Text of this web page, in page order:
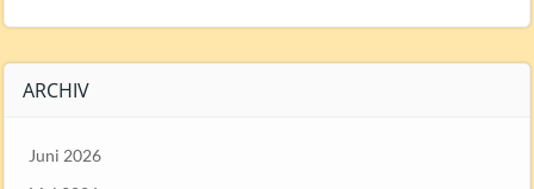
ARCHIV
Juni 2026